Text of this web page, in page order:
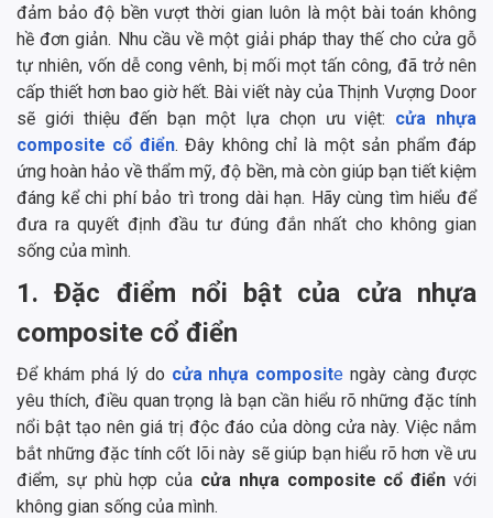
đảm bảo độ bền vượt thời gian luôn là một bài toán không
hề đơn giản. Nhu cầu về một giải pháp thay thế cho cửa gỗ
tự nhiên, vốn dễ cong vênh, bị mối mọt tấn công, đã trở nên
cấp thiết hơn bao giờ hết. Bài viết này của Thịnh Vượng Door
sẽ giới thiệu đến bạn một lựa chọn ưu việt: cửa nhựa
composite cổ điển. Đây không chỉ là một sản phẩm đáp
ứng hoàn hảo về thẩm mỹ, độ bền, mà còn giúp bạn tiết kiệm
đáng kể chi phí bảo trì trong dài hạn. Hãy cùng tìm hiểu để
đưa ra quyết định đầu tư đúng đắn nhất cho không gian
sống của mình.
1. Đặc điểm nổi bật của cửa nhựa
composite cổ điển
Để khám phá lý do cửa nhựa composite ngày càng được
yêu thích, điều quan trọng là bạn cần hiểu rõ những đặc tính
nổi bật tạo nên giá trị độc đáo của dòng cửa này. Việc nắm
bắt những đặc tính cốt lõi này sẽ giúp bạn hiểu rõ hơn về ưu
điểm, sự phù hợp của cửa nhựa composite cổ điển với
không gian sống của mình.